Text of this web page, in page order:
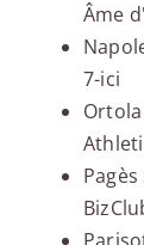
Âme
7-ici